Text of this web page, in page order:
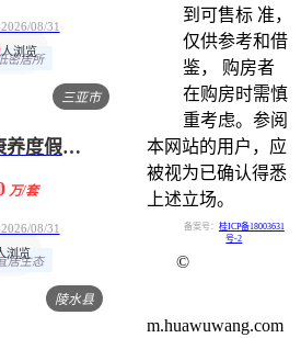
08/31
密居所
人浏览
三亚市
海棠墅国际康养度假中心
万/套
08/31
居生态
浏览
陵水县
到可售标 准，
仅供参考和借
鉴， 购房者
在购房时需慎
重考虑。参阅
本网站的用户，应
被视为已确认得悉
上述立场。
备案号： 桂ICP备18003631
号-2
©
m.huawuwang.com